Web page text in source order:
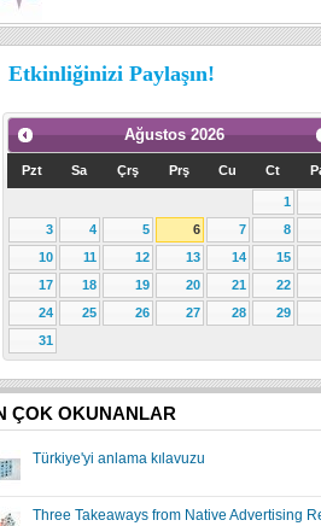
Etkinliğinizi Paylaşın!
Ağustos 2026
Pzt Sa Çrş Prş Cu Ct
1
3
4 5 6 7 8
10
11 12 13 14 15
17
18 19 20 21 22
24
25 26 27 28 29
31
ÇOK OKUNANLAR
Türkiye'yi anlama kılavuzu
Three Takeaways from Native Advertising